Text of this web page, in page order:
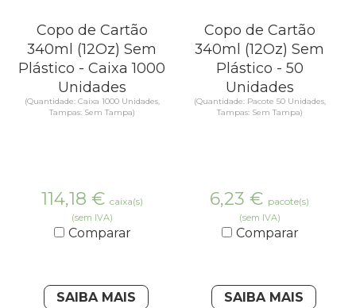
Copo de Cartão
340ml (12Oz) Sem
Plástico - Caixa 1000
Unidades
(Quantidade: Caixa 1000 Unidades,
Tampas: Sem Tampa)
114,18 € caixa(s)
(sem IVA)
Comparar
SAIBA MAIS
Copo de Cartão
340ml (12Oz) Sem
Plástico - 50
Unidades
(Quantidade: Pacote 50 Unidades,
Tampas: Sem Tampa)
6,23 € pacote(s)
(sem IVA)
Comparar
SAIBA MAIS